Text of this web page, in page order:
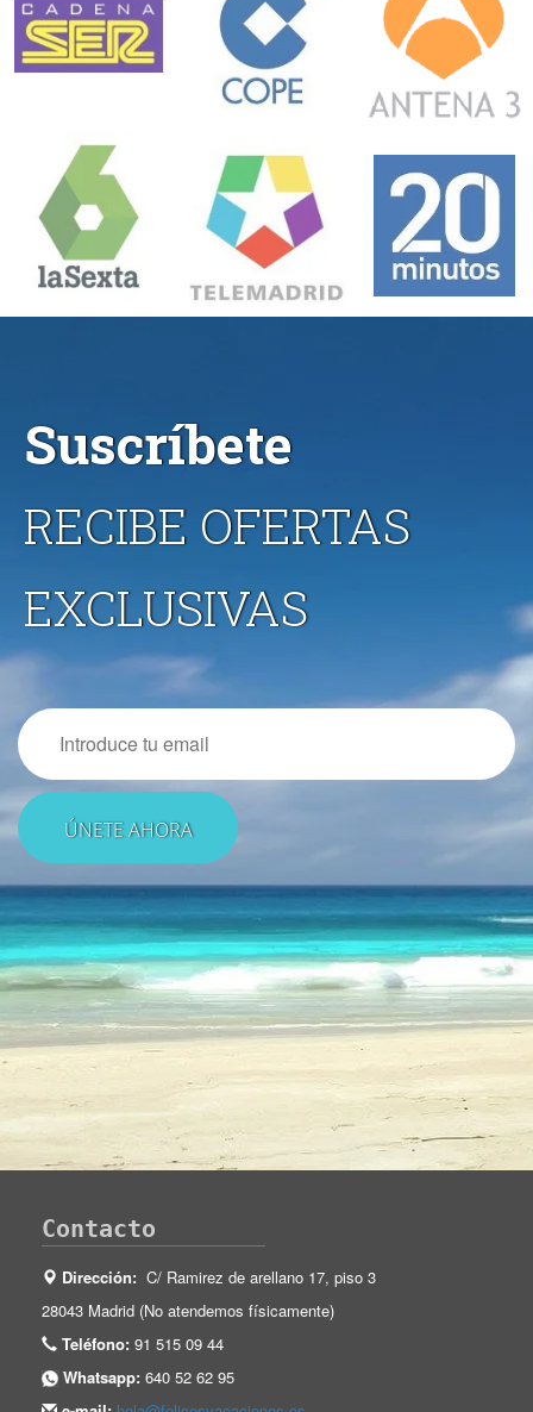
Suscríbete
RECIBE OFERTAS
EXCLUSIVAS
Email
Contacto
Dirección: C/ Ramirez de arellano 17, piso 3
28043 Madrid (No atendemos físicamente)
Teléfono: 91 515 09 44
Whatsapp: 640 52 62 95